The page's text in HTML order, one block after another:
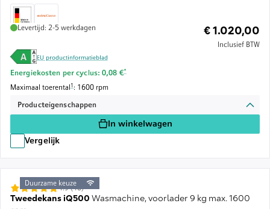
Levertijd: 2-5 werkdagen € 1.020,00
Inclusief BTW
EU productinformatieblad
Energiekosten per cyclus: 0,08 €Voetnoot *: Schatting op basis van een energieprijs van
*
Maximaal toerental Voetnoot 1: De maximale centrifugesnelheid wordt automatisch verlaagd bij
1: 1600 rpm
Producteigenschappen
In winkelwagen
Vergelijk
Tweedekans iQ500 Wasmachine, voorlader 9 kg max. 1600
4.9 (40)
Duurzame keuze